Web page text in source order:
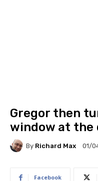
Gregor then
window at the
By Richard Max 01/
Facebook